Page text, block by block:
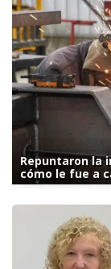
Repuntaron la
cómo le fue a